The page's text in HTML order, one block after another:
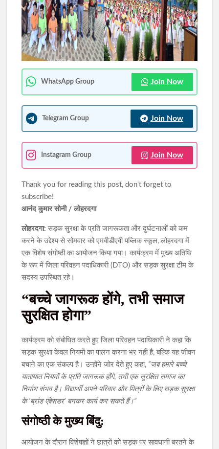
10 अगस्त को विधानसभा घेराव की तैयारी, JPSC-JSSC रिफॉर्म मंच की
छात्रों से रांची पहुंचने की अपील की
सिमडेगा के एसडीओ टैक्सी स्टैंड व मार्केट कॉम्प्लेक्स में चला अतिक्रमण
WhatsApp Group Join Now
Telegram Group Join Now
Instagram Group Join Now
Thank you for reading this post, don't forget to
subscribe!
आनंद कुमार सोनी / लोहरदगा
लोहरदगा: सड़क सुरक्षा के प्रति जागरूकता और दुर्घटनाओं को कम
करने के उद्देश्य से सोमवार को एमवीडीएवी पब्लिक स्कूल, लोहरदगा में
एक विशेष संगोष्ठी का आयोजन किया गया। कार्यक्रम में मुख्य अतिथि
के रूप में जिला परिवहन पदाधिकारी (DTO) और सड़क सुरक्षा टीम के
सदस्य उपस्थित रहे।
“बच्चे जागरूक होंगे, तभी समाज
सुरक्षित होगा”
कार्यक्रम को संबोधित करते हुए जिला परिवहन पदाधिकारी ने कहा कि
सड़क सुरक्षा केवल नियमों का पालन करना भर नहीं है, बल्कि यह जीवन
बचाने का एक संकल्प है। उन्होंने जोर देते हुए कहा, “जब हमारे बच्चे
यातायात नियमों के प्रति जागरूक होंगे, तभी एक सुरक्षित समाज का
निर्माण संभव है। विद्यार्थी अपने परिवार और मित्रों के लिए सड़क सुरक्षा
के ‘ब्रांड एंबेसडर’ बनकर कार्य कर सकते हैं।”
संगोष्ठी के मुख्य बिंदु:
आयोजन के दौरान विशेषज्ञों ने छात्रों को सड़क पर सावधानी बरतने के